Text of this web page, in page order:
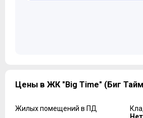
Цены в ЖК "Big Time" (Биг
Жилых помещений в ПД